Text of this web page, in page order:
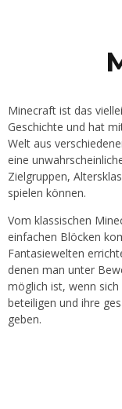
Minecraft ist das
Geschichte und hat
Welt aus
eine
Zielgruppen,
spielen können.
Vom klassischen
einfachen Blöcken
Fantasiewelten
denen man unter
möglich ist, wenn
beteiligen und ihre
geben.